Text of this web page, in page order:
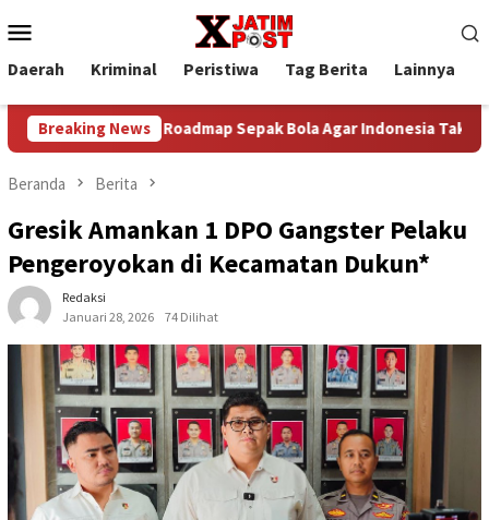
ke
kontenMobile
Daerah Kriminal Peristiwa Tag Berita Lainnya
Breaking News
Bangun Roadmap Sepak Bola Agar Indonesia Tak Terus
Beranda Berita
Gresik Amankan 1 DPO Gangster Pelaku
Pengeroyokan di Kecamatan Dukun*
Redaksi
Januari 28, 2026
74 Dilihat